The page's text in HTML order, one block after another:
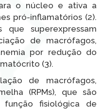
o núcleo e ativa a
pró-inflamatórios (2).
que superexpressam
de macrófagos,
por redução do
(3).
de macrófagos,
(RPMs), que são
fisiológica de